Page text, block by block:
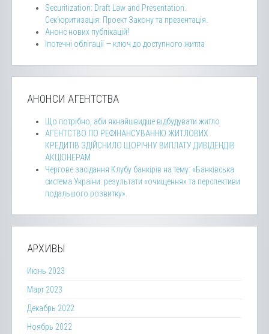
Securitization: Draft Law and Presentation.
Сек’юритизація: Проект Закону та презентація.
Анонс нових публікацій!
Іпотечні облігації — ключ до доступного житла
АНОНСИ АГЕНТСТВА
Що потрібно, аби якнайшвидше відбудувати житло
АГЕНТСТВО ПО РЕФІНАНСУВАННЮ ЖИТЛОВИХ
КРЕДИТІВ ЗДІЙСНИЛО ЩОРІЧНУ ВИПЛАТУ ДИВІДЕНДІВ
АКЦІОНЕРАМ
Чергове засідання Клубу банкірів на тему: «Банківська
система України: результати «очищення» та перспективи
подальшого розвитку».
АРХИВЫ
Июнь 2023
Март 2023
Декабрь 2022
Ноябрь 2022